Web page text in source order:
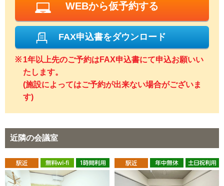
WEBから仮予約する
FAX申込書をダウンロード
1年以上先のご予約はFAX申込書にて申込お願いい
たします。
(施設によってはご予約が出来ない場合がございま
す)
近隣の会議室